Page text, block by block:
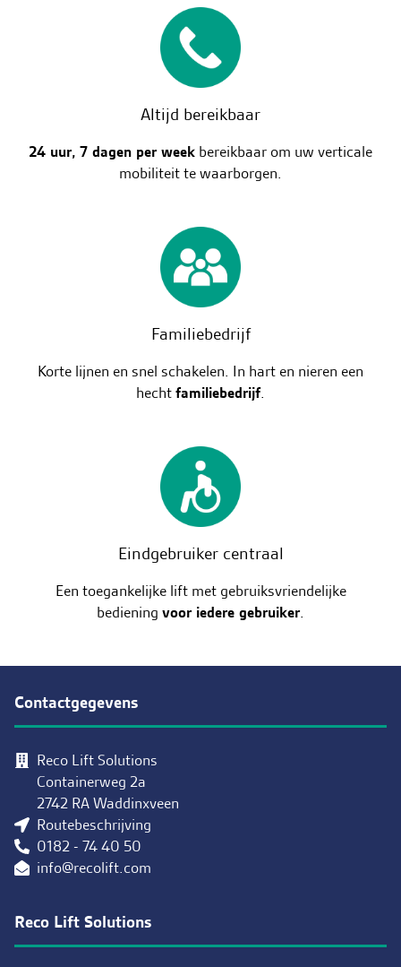
Altijd bereikbaar
24 uur, 7 dagen per week bereikbaar om uw verticale
mobiliteit te waarborgen.
Familiebedrijf
Korte lijnen en snel schakelen. In hart en nieren een
hechtfamiliebedrijf.
Eindgebruiker centraal
Een toegankelijke lift met gebruiksvriendelijke
bediening voor iedere gebruiker.
Contactgegevens
Reco Lift Solutions
Containerweg 2a
2742 RA Waddinxveen
Routebeschrijving
0182 - 74 40 50
info@recolift.com
Reco Lift Solutions